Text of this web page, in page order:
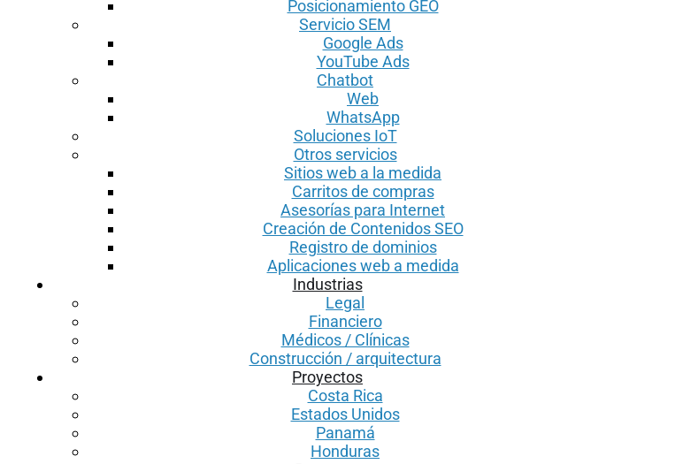
Posicionamiento GEO
Servicio SEM
Google Ads
YouTube Ads
Chatbot
Web
WhatsApp
Soluciones IoT
Otros servicios
Sitios web a la medida
Carritos de compras
Asesorías para Internet
Creación de Contenidos SEO
Registro de dominios
Aplicaciones web a medida
Industrias
Legal
Financiero
Médicos / Clínicas
Construcción / arquitectura
Proyectos
Costa Rica
Estados Unidos
Panamá
Honduras